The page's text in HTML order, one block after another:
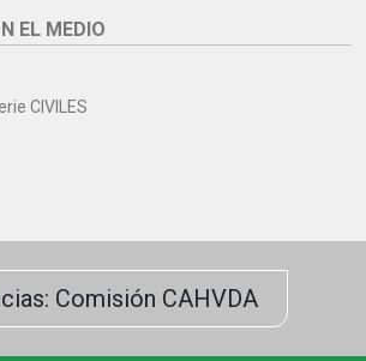
EL MEDIO
CIVILES
Comisión CAHVDA